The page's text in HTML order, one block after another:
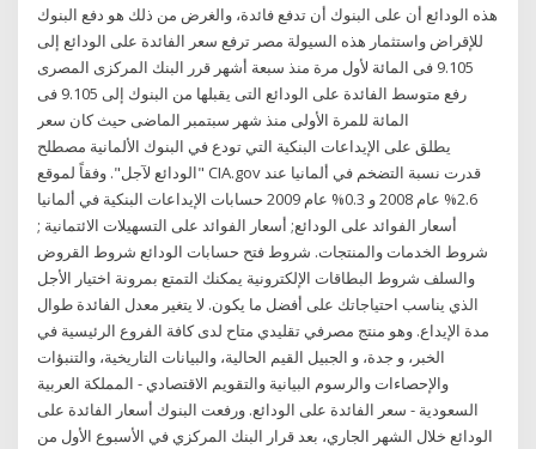
هذه الودائع أن على البنوك أن تدفع فائدة، والغرض من ذلك هو دفع البنوك
للإقراض واستثمار هذه السيولة مصر ترفع سعر الفائدة على الودائع إلى
9.105 فى المائة لأول مرة منذ سبعة أشهر قرر البنك المركزى المصرى
رفع متوسط الفائدة على الودائع التى يقبلها من البنوك إلى 9.105 فى
المائة للمرة الأولى منذ شهر سبتمبر الماضى حيث كان سعر
يطلق على الإيداعات البنكية التي تودع في البنوك الألمانية مصطلح
"الودائع لآجل". وفقاً لموقع CIA.gov قدرت نسبة التضخم في ألمانيا عند
2.6% عام 2008 و 0.3% عام 2009 حسابات الإيداعات البنكية في ألمانيا
أسعار الفوائد على الودائع; أسعار الفوائد على التسهيلات الائتمانية ;
شروط الخدمات والمنتجات. شروط فتح حسابات الودائع شروط القروض
والسلف شروط البطاقات الإلكترونية يمكنك التمتع بمرونة اختيار الأجل
الذي يناسب احتياجاتك على أفضل ما يكون. لا يتغير معدل الفائدة طوال
مدة الإيداع. وهو منتج مصرفي تقليدي متاح لدى كافة الفروع الرئيسية في
الخبر، و جدة، و الجبيل القيم الحالية، والبيانات التاريخية، والتنبؤات
والإحصاءات والرسوم البيانية والتقويم الاقتصادي - المملكة العربية
السعودية - سعر الفائدة على الودائع. ورفعت البنوك أسعار الفائدة على
الودائع خلال الشهر الجاري، بعد قرار البنك المركزي في الأسبوع الأول من